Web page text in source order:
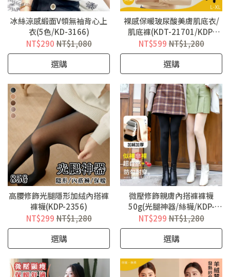
冰絲涼感緞面V領無袖背心上
衣(5色/KD-3166)
NT$290 NT$1,080
選購
裸感保暖玻尿酸美膚肌底衣/
肌底褲(KDT-21701/KDP-
21701)
NT$599 NT$1,280
選購
高腰修飾光腿隱形加絨內搭褲
褲襪(KDP-2356)
NT$299 NT$1,280
選購
微壓修飾親膚內搭褲褲襪
50g(光腿神器/絲襪/KDP-
B001S)
NT$299 NT$1,280
選購